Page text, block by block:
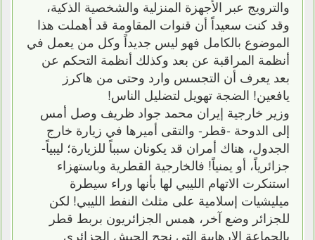
والترويج عبر الأجهزة المنزلية والشخصية الذكية،
وقد كنت سعيداً أن قنوات المقاومة قد أهملت هذا
الموضوع بالكامل فهو ليس جديداً وكل من يعمل في
أنظمة المراقبة عن بعد وكذلك أنظمة التحكم عن
بعد يعرف أن التجسس وارد وحتى من هاكرز
يافعين! الضجة تهويل لتضليل الناس!
وزير خارجية إيران محمد جواد ظريف وصل أمس
إلى الدوحة -قطر- والتقى أميرها في زيارة خارج
الجدول، هناك أمران قد يكونان سبباً للزيارة؛ ليبياً-
جزائرياً، أو يمنياً! فالخارجية القطرية وباستهزاء
استنكرت الاتهام الليبي لها بأنها وراء سيطرة
ميليشيات إسلامية على مثلث النفط الليبي! لكن
للجزائر وضع آخر، همس الجزائريون بربط قطر
بالجماعة الإرهابية التي نجح الجيش الجزائري